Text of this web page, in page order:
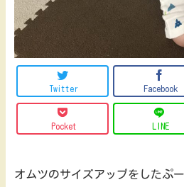
Twitter Facebook
Pocket LINE
オムツのサイズアップをしたぷー